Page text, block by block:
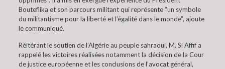
Bouteflika et son parcours militant qui représente “un symbole
du militantisme pour la liberté et l’égalité dans le monde”, ajoute
le communiqué.
Réitérant le soutien de l’Algérie au peuple sahraoui, M. Si Affif a
rappelé les victoires réalisées notamment la décision de la Cour
de justice européenne et les conclusions de l’avocat général,